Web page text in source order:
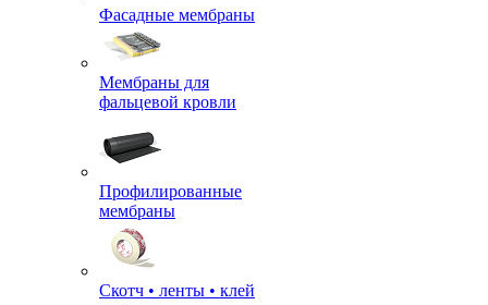
Фасадные мембраны
Мембраны для
фальцевой кровли
Профилированные
мембраны
Скотч • ленты • клей